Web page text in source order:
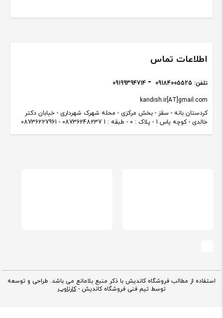
اطلاعات تماس
کردستان بانه - سقز - بخش مرکزی - محله شهرک شهرداری - خیابان دکتر
خالدی - کوچه یاس 1 - پلاک : 0 - طبقه : 1 08736248237 - 08736227961
kandish.ir[AT]gmail.com
تلفن: 09184005525
09199394714
استفاده از مطالب فروشگاه کاندیش با ذکر منبع بلامانع می باشد. طراحی و توسعه
توسط تیم فنی فروشگاه کاندیش -کارناوب